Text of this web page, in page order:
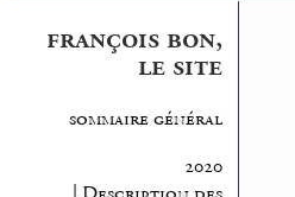
françois bon,
le site
sommaire général
2020